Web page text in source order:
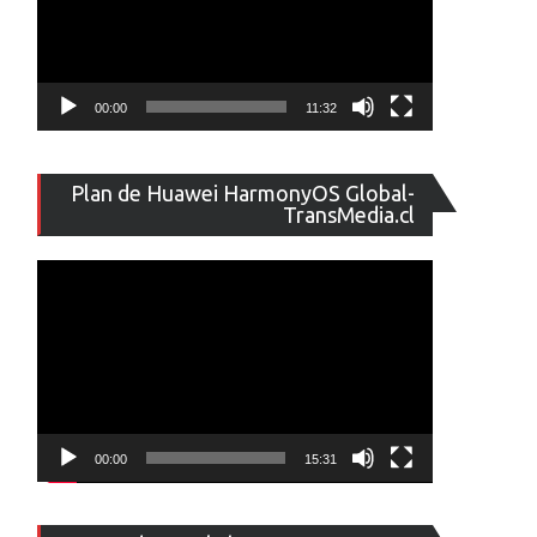
00:00 11:32
Plan de Huawei HarmonyOS Global-
TransMedia.cl
de
vídeo
00:00 15:31